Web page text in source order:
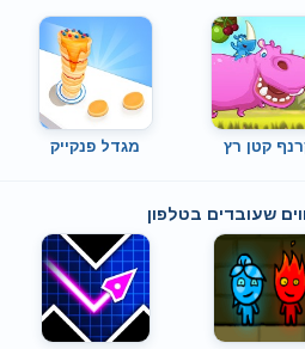
קטן רץ מגדל פנקייק
שעובדים בטלפון